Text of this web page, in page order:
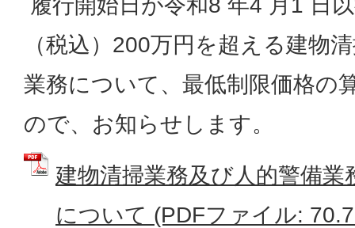
（税込）200万円を超える建物
業務について、最低制限価格の
ので、お知らせします。
建物清掃業務及び人的警備
について (PDFファイル: